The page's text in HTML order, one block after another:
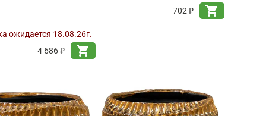
ожидается 18.08.26г.
4 686 ₽
shopping_cart
702 ₽
shopping_cart